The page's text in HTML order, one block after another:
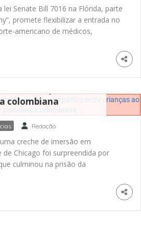
Senate Bill 7016 na Flórida, parte
promete flexibilizar a entrada no
americano de médicos,
imigrar para os Estados Unidos.
profissionais formados fora
obter licença médica na
país de origem, prática clínica nos
válido da Educational
Graduates (ECFMG), bem
em tempo
creche e
colombiana
Redação
creche de imersão em
Chicago foi surpreendida por
culminou na prisão da
e gerou reações intensas dos pais.
nas redes sociais, mostram
intervenção